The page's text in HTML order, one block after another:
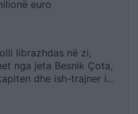
euro
librazhdas në zi,
nga jeta Besnik Çota,
dhe ish-trajner i